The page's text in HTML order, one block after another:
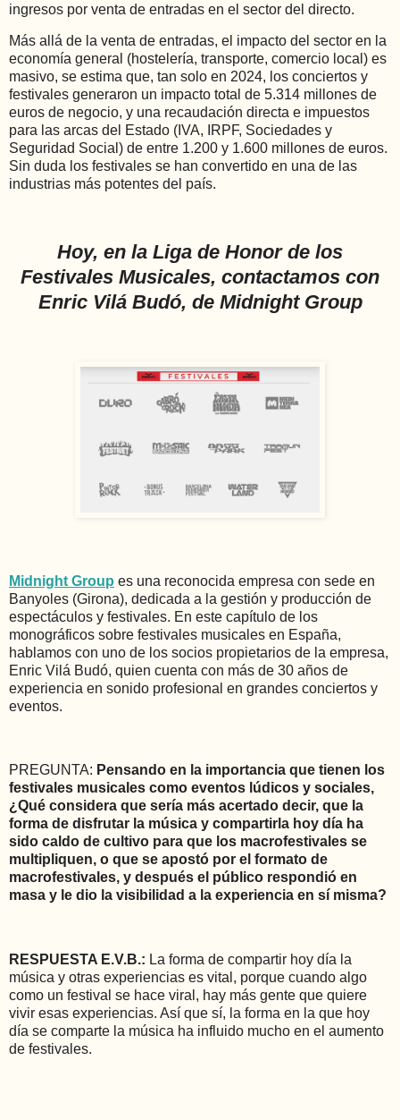
ingresos por venta de entradas en el sector del directo.
Más allá de la venta de entradas, el impacto del sector en la
economía general (hostelería, transporte, comercio local) es
masivo, se estima que, tan solo en 2024, los conciertos y
festivales generaron un impacto total de 5.314 millones de
euros de negocio, y una recaudación directa e impuestos
para las arcas del Estado (IVA, IRPF, Sociedades y
Seguridad Social) de entre 1.200 y 1.600 millones de euros.
Sin duda los festivales se han convertido en una de las
industrias más potentes del país.
Hoy, en la Liga de Honor de los
Festivales Musicales, contactamos con
Enric Vilá Budó, de Midnight Group
Midnight Group es una reconocida empresa con sede en
Banyoles (Girona), dedicada a la gestión y producción de
espectáculos y festivales. En este capítulo de los
monográficos sobre festivales musicales en España,
hablamos con uno de los socios propietarios de la empresa,
Enric Vilá Budó, quien cuenta con más de 30 años de
experiencia en sonido profesional en grandes conciertos y
eventos.
PREGUNTA: Pensando en la importancia que tienen los
festivales musicales como eventos lúdicos y sociales,
¿Qué considera que sería más acertado decir, que la
forma de disfrutar la música y compartirla hoy día ha
sido caldo de cultivo para que los macrofestivales se
multipliquen, o que se apostó por el formato de
macrofestivales, y después el público respondió en
masa y le dio la visibilidad a la experiencia en sí misma?
RESPUESTA E.V.B.: La forma de compartir hoy día la
música y otras experiencias es vital, porque cuando algo
como un festival se hace viral, hay más gente que quiere
vivir esas experiencias. Así que sí, la forma en la que hoy
día se comparte la música ha influido mucho en el aumento
de festivales.